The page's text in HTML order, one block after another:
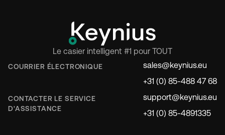
Le casier intelligent #1 pour TOUT
COURRIER ÉLECTRONIQUE
sales@keynius.eu
+31 (0) 85-488 47 68
CONTACTER LE SERVICE
D'ASSISTANCE
support@keynius.eu
+31 (0) 85-4891335